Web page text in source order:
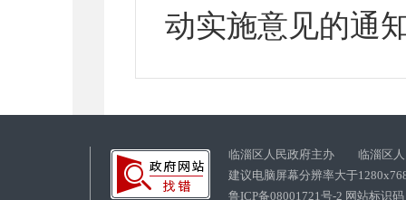
动实施意见的通
临淄区人民政府主办 临淄区人
建议电脑屏幕分辨率大于
鲁ICP备08001721号-2 网站标识